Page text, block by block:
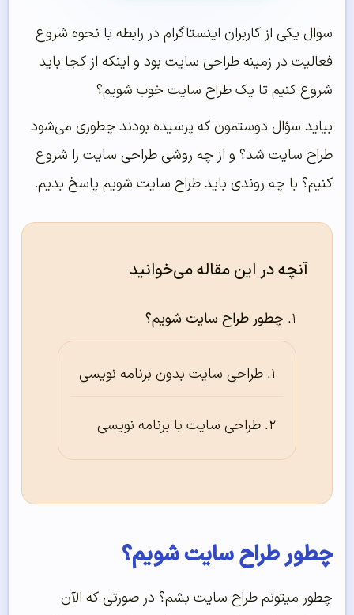
سوال یکی از کاربران اینستاگرام در رابطه با نحوه شروع
فعالیت در زمینه طراحی سایت بود و اینکه از کجا باید
شروع کنیم تا یک طراح سایت خوب شویم؟
بیاید سؤال دوستمون که پرسیده بودند چطوری می‌شود
طراح سایت شد؟ و از چه روشی طراحی سایت را شروع
کنیم؟ با چه روندی باید طراح سایت شویم پاسخ بدیم.
آنچه در این مقاله می‌خوانید
چطور طراح سایت شویم؟
طراحی سایت بدون برنامه نویسی
طراحی سایت با برنامه نویسی
چطور طراح سایت شویم؟
چطور میتونم طراح سایت بشم؟ در صورتی که الآن